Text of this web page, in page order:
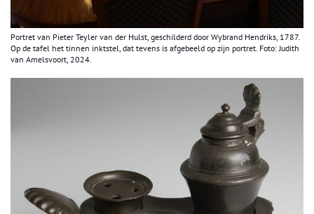
Portret van Pieter Teyler van der Hulst, geschilderd door Wybrand Hendriks, 1787.
Op de tafel het tinnen inktstel, dat tevens is afgebeeld op zijn portret. Foto: Judith
van Amelsvoort, 2024.